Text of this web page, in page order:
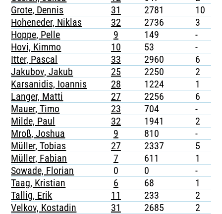
Grote, Dennis
31 2781 10
Hoheneder, Niklas
32 2736 3
Hoppe, Pelle
9 149 -
Hovi, Kimmo
10 53 -
Itter, Pascal
33 2960 6
Jakubov, Jakub
25 2250 2
Karsanidis, Ioannis
28 1224 1
Langer, Matti
27 2256 6
Mauer, Timo
23 704 -
Milde, Paul
32 1941 2
Mroß, Joshua
9 810 -
Müller, Tobias
27 2337 5
Müller, Fabian
7 611 1
Sowade, Florian
0 0 -
Taag, Kristian
6 68 1
Tallig, Erik
11 233 2
Velkov, Kostadin
31 2685 2